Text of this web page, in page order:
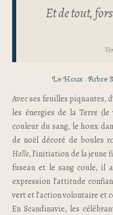
Et de tout,
Le Houx : Arbre
Avec ses feuilles piquantes,
les énergies de la Terre
couleur du sang, le houx
de noël décoré de boules
Holle, l’initiation de la jeune
fuseau et le sang coule, il
expression l’attitude
vert et l’action volontaire et
En Scandinavie, les